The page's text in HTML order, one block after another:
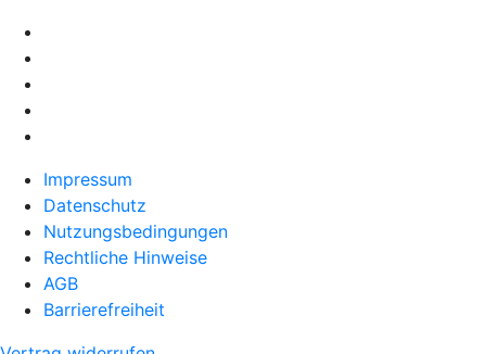
Impressum
Datenschutz
Nutzungsbedingungen
Rechtliche Hinweise
AGB
Barrierefreiheit